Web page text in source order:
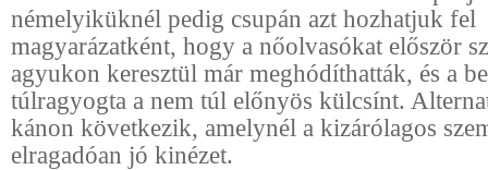
némelyiküknél pedig csupán azt hozhatjuk fel
magyarázatként, hogy a nőolvasókat először
agyukon keresztül már meghódíthatták, és a
túlragyogta a nem túl előnyös külcsínt.
kánon következik, amelynél a kizárólagos
elragadóan jó kinézet.